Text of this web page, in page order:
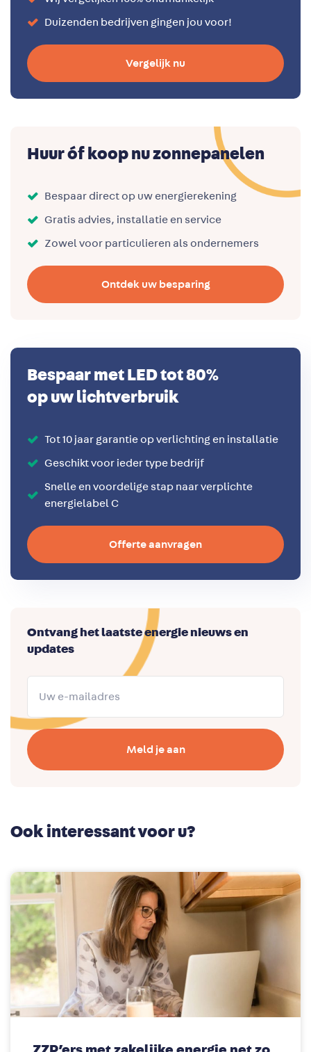
Duizenden bedrijven gingen jou voor!
Vergelijk nu
Huur óf koop nu zonnepanelen
Bespaar direct op uw energierekening
Gratis advies, installatie en service
Zowel voor particulieren als ondernemers
Ontdek uw besparing
Bespaar met LED tot 80%
op uw lichtverbruik
Tot 10 jaar garantie op verlichting en installatie
Geschikt voor ieder type bedrijf
Snelle en voordelige stap naar verplichte
energielabel C
Offerte aanvragen
Ontvang het laatste energie nieuws en
updates
Meld je aan
Ook interessant voor u?